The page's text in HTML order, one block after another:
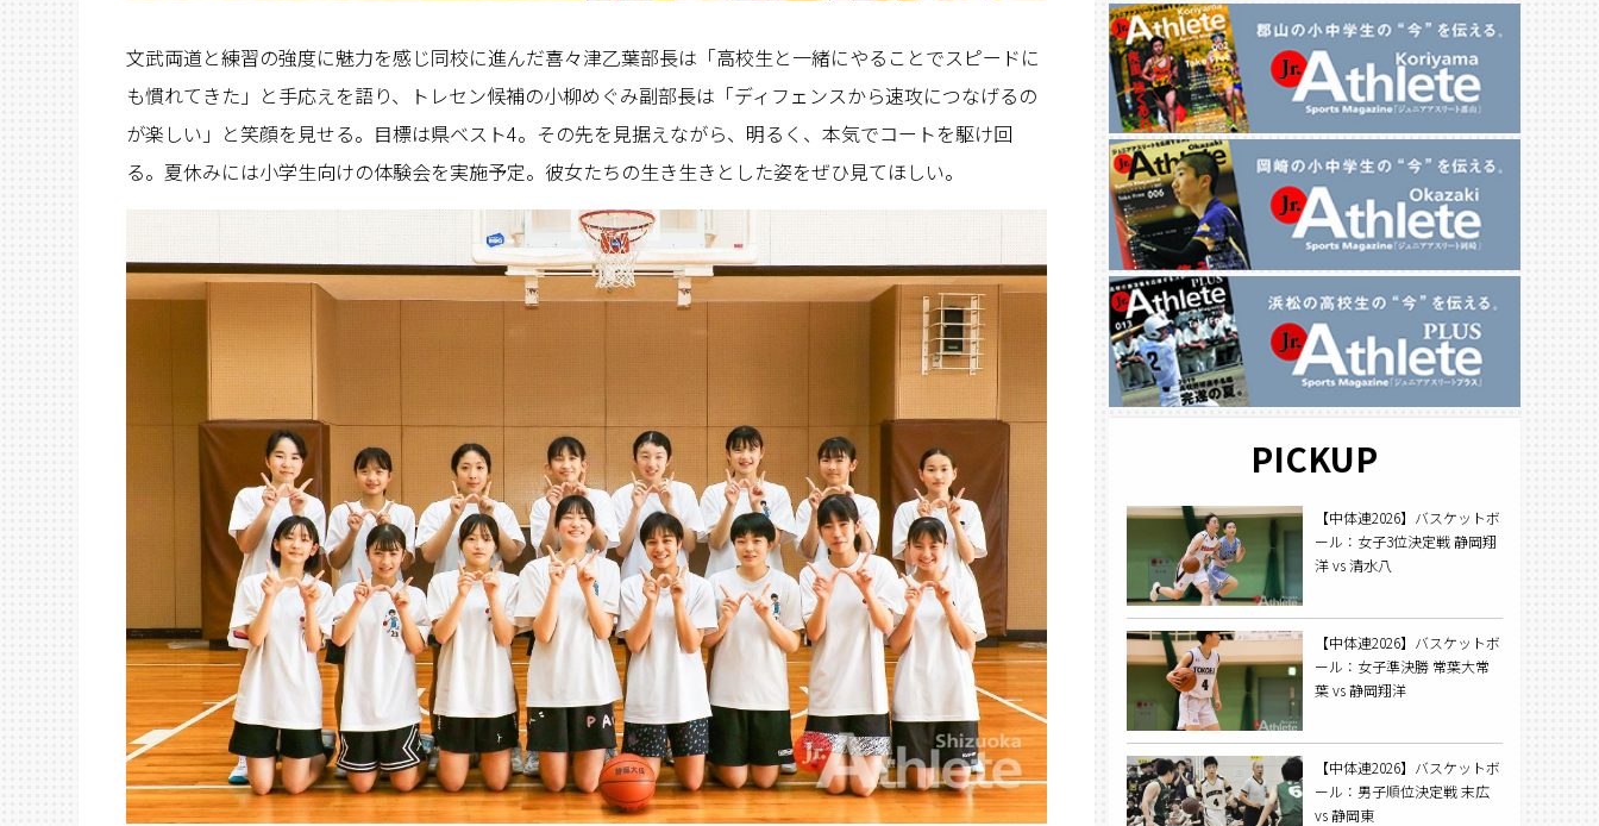
文武両道と練習の強度に魅力を感じ同校に進んだ喜々津乙葉部長は「高校生と一緒にやることでスピードに
も慣れてきた」と手応えを語り、トレセン候補の小柳めぐみ副部長は「ディフェンスから速攻につなげるの
が楽しい」と笑顔を見せる。目標は県ベスト4。その先を見据えながら、明るく、本気でコートを駆け回
る。夏休みには小学生向けの体験会を実施予定。彼女たちの生き生きとした姿をぜひ見てほしい。
PICKUP
【中体連2026】バスケットボ
ール：女子3位決定戦 静岡翔
洋 vs 清水八
【中体連2026】バスケットボ
ール：女子準決勝 常葉大常
葉 vs 静岡翔洋
【中体連2026】バスケットボ
ール：男子順位決定戦 末広
vs 静岡東